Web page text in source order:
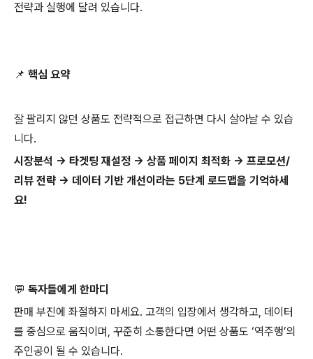
전략과 실행에 달려 있습니다.
📌 핵심 요약
잘 팔리지 않던 상품도 전략적으로 접근하면 다시 살아날 수 있습
니다.
시장분석 → 타겟팅 재설정 → 상품 페이지 최적화 → 프로모션/
리뷰 전략 → 데이터 기반 개선이라는 5단계 로드맵을 기억하세
요!
💬 독자들에게 한마디
판매 부진에 좌절하지 마세요. 고객의 입장에서 생각하고, 데이터
를 중심으로 움직이며, 꾸준히 소통한다면 어떤 상품도 ‘역주행’의
주인공이 될 수 있습니다.